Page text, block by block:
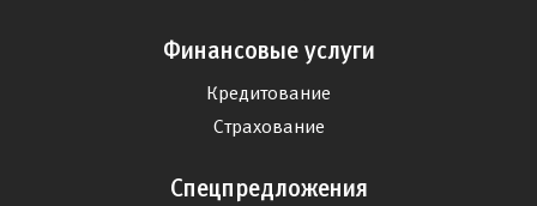
Финансовые услуги
Кредитование
Страхование
Спецпредложения